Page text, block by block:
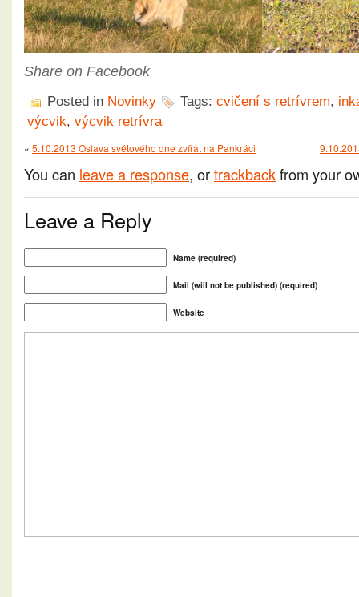
Share on Facebook
Posted in Novinky Tags: cvičení s retrívrem,
výcvik, výcvik retrívra
« 5.10.2013 Oslava světového dne zvířat na Pankráci
You can leave a response, ortrackbackfrom your
Leave a Reply
Name (required)
Mail (will not be published) (required)
Website